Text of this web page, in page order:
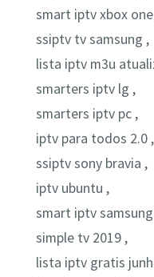
smart iptv xbox
ssiptv tv samsung ,
lista iptv m3u
smarters iptv lg ,
smarters iptv pc ,
iptv para todos 2.0 ,
ssiptv sony bravia ,
iptv ubuntu ,
smart iptv
simple tv 2019 ,
lista iptv gratis